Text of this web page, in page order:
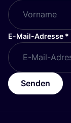
E-Mail-Adresse *
Senden